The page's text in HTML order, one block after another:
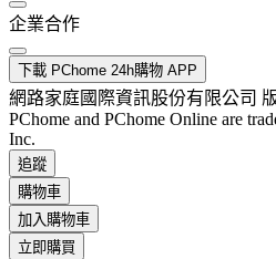
企業合作
下載 PChome 24h購物 APP
網路家庭國際資訊股份有限公司
PChome and PChome Online are
Inc.
追蹤
購物車
加入購物車
立即購買